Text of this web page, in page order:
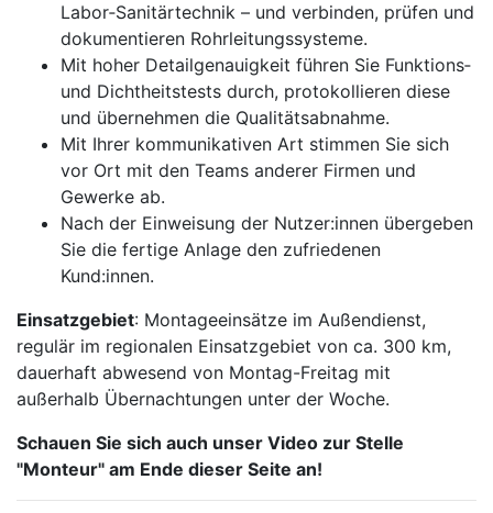
Labor‑Sanitärtechnik – und verbinden, prüfen und
dokumentieren Rohrleitungssysteme.
Mit hoher Detailgenauigkeit führen Sie Funktions‑
und Dichtheitstests durch, protokollieren diese
und übernehmen die Qualitätsabnahme.
Mit Ihrer kommunikativen Art stimmen Sie sich
vor Ort mit den Teams anderer Firmen und
Gewerke ab.
Nach der Einweisung der Nutzer:innen übergeben
Sie die fertige Anlage den zufriedenen
Kund:innen.
Einsatzgebiet: Montageeinsätze im Außendienst,
regulär im regionalen Einsatzgebiet von ca. 300 km,
dauerhaft abwesend von Montag-Freitag mit
außerhalb Übernachtungen unter der Woche.
Schauen Sie sich auch unser Video zur Stelle
"Monteur" am Ende dieser Seite an!